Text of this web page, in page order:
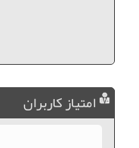
امتیاز کاربران